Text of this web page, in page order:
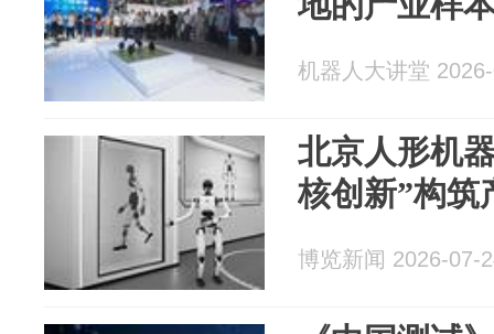
机器人大讲堂
北京人形机
核创新”构筑
博览新闻 2026-07-